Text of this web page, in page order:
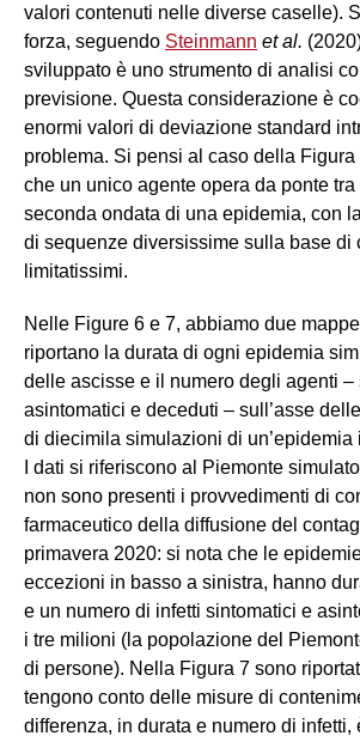
valori contenuti nelle diverse caselle).
forza, seguendo Steinmann et al.
sviluppato è uno strumento di analisi
previsione. Questa considerazione è
enormi valori di deviazione standard
problema. Si pensi al caso della Figura
che un unico agente opera da ponte
seconda ondata di una epidemia, con
di sequenze diversissime sulla base di
limitatissimi.
Nelle Figure 6 e 7, abbiamo due
riportano la durata di ogni epidemia
delle ascisse e il numero degli agenti –
asintomatici e deceduti – sull’asse
di diecimila simulazioni di un’epidemia
I dati si riferiscono al Piemonte
non sono presenti i provvedimenti di
farmaceutico della diffusione del
primavera 2020: si nota che le
eccezioni in basso a sinistra, hanno
e un numero di infetti sintomatici e
i tre milioni (la popolazione del
di persone). Nella Figura 7 sono
tengono conto delle misure di
differenza, in durata e numero di infetti,